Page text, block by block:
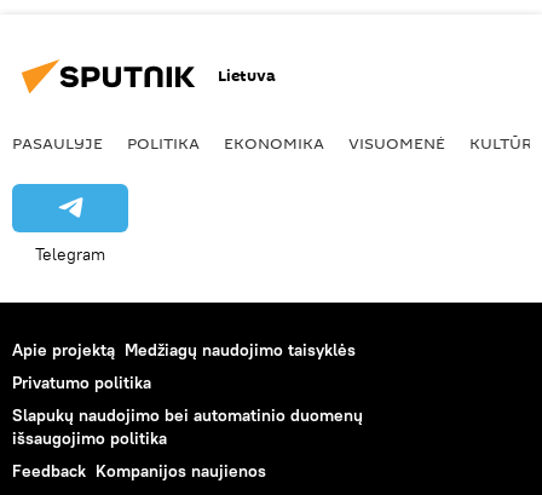
Lietuva
PASAULYJE POLITIKA EKONOMIKA VISUOMENĖ KULTŪRA
Telegram
Apie projektą Medžiagų naudojimo taisyklės
Privatumo politika
Slapukų naudojimo bei automatinio duomenų
išsaugojimo politika
Feedback Kompanijos naujienos